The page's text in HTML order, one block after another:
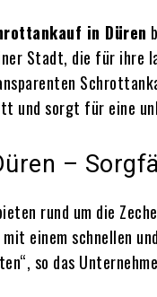
in Düren
Stadt, die für ihre
und sorgt für eine
–
rund um die
einem schnellen
so das